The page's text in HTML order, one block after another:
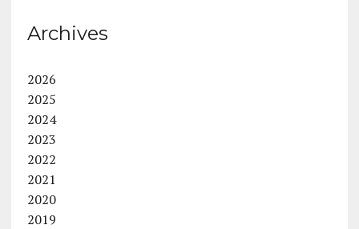
Archives
2026
2025
2024
2023
2022
2021
2020
2019